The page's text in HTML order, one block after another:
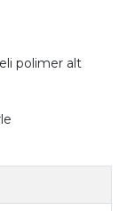
polimer alt